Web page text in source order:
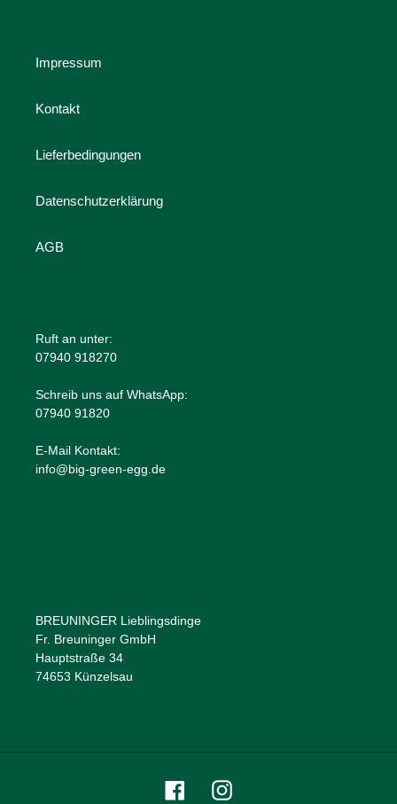
Impressum
Kontakt
Lieferbedingungen
Datenschutzerklärung
AGB
Ruft an unter:
07940 918270
Schreib uns auf WhatsApp:
07940 91820
E-Mail Kontakt:
info@big-green-egg.de
BREUNINGER Lieblingsdinge
Fr. Breuninger GmbH
Hauptstraße 34
74653 Künzelsau
FacebookInstagram